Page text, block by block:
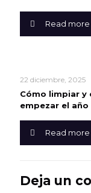
Read more
22 diciembre, 2025
Cómo limpiar
empezar el año
Read more
Deja un